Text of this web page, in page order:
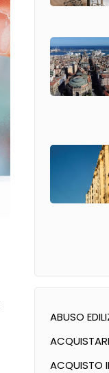
ABUSO
ACQUISTO